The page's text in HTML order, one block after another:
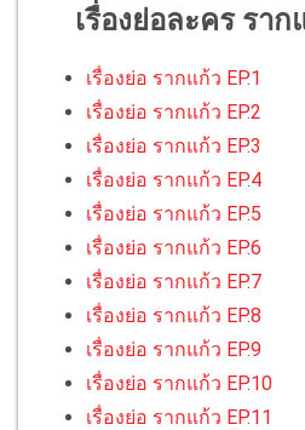
เรื่องย่อละคร ราก
เรื่องย่อ รากแก้ว EP.1
เรื่องย่อ รากแก้ว EP.2
เรื่องย่อ รากแก้ว EP.3
เรื่องย่อ รากแก้ว EP.4
เรื่องย่อ รากแก้ว EP.5
เรื่องย่อ รากแก้ว EP.6
เรื่องย่อ รากแก้ว EP.7
เรื่องย่อ รากแก้ว EP.8
เรื่องย่อ รากแก้ว EP.9
เรื่องย่อ รากแก้ว EP.10
เรื่องย่อ รากแก้ว EP.11